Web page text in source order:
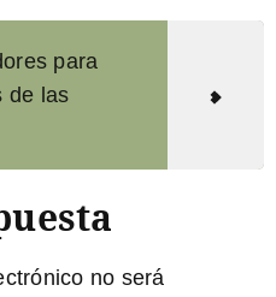
para
de las
no será